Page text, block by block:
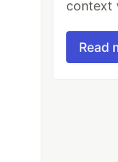
context
Read